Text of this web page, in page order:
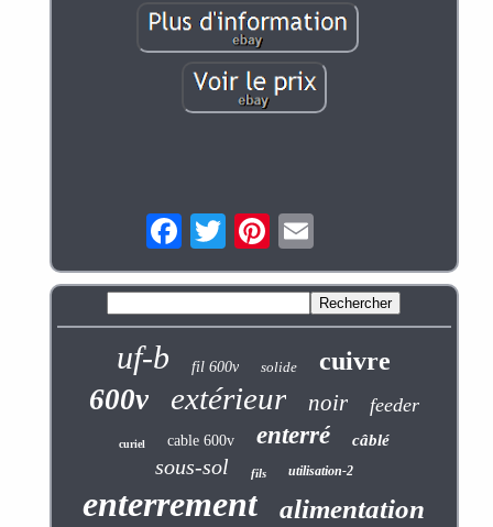
uf-b fil 600v solide cuivre
600v extérieur noir feeder
curiel cable 600v enterré câblé
sous-sol fils utilisation-2
enterrement alimentation